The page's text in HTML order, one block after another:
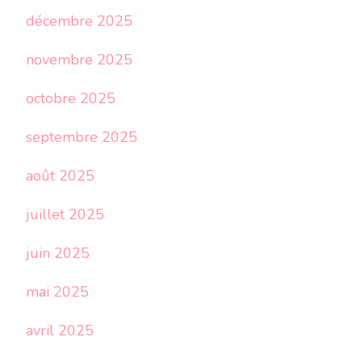
décembre 2025
novembre 2025
octobre 2025
septembre 2025
août 2025
juillet 2025
juin 2025
mai 2025
avril 2025